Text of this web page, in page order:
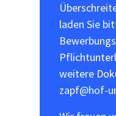
laden Sie
weitere
zapf@hof-